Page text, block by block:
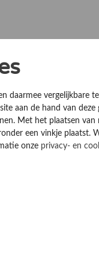
daarmee vergelijkbare
aan de hand van
Met het plaatsen
een vinkje plaatst.
onze privacy- en